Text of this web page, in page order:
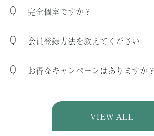
完全個室ですか？
会員登録方法を教えてください
お得なキャンペーンはありますか？
VIEW ALL